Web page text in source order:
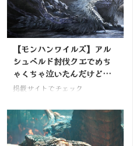
【モンハンワイルズ】アル
シュベルド討伐クエでめち
ゃくちゃ泣いたんだけど…
掲載サイトでチェック